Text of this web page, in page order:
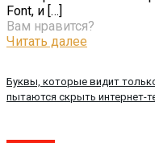
Буквы, которые видит
пытаются скрыть интернет-
Font, и […]
Вам нравится?
Читать далее